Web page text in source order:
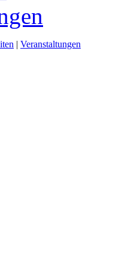
| Veranstaltungen